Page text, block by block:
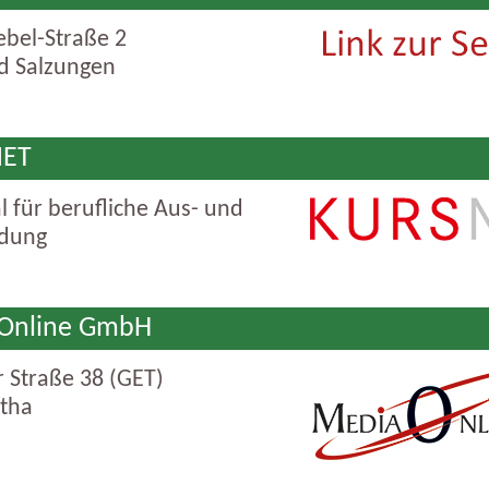
Straße 2
Salzungen
für berufliche Aus- und
GmbH
38 (GET)